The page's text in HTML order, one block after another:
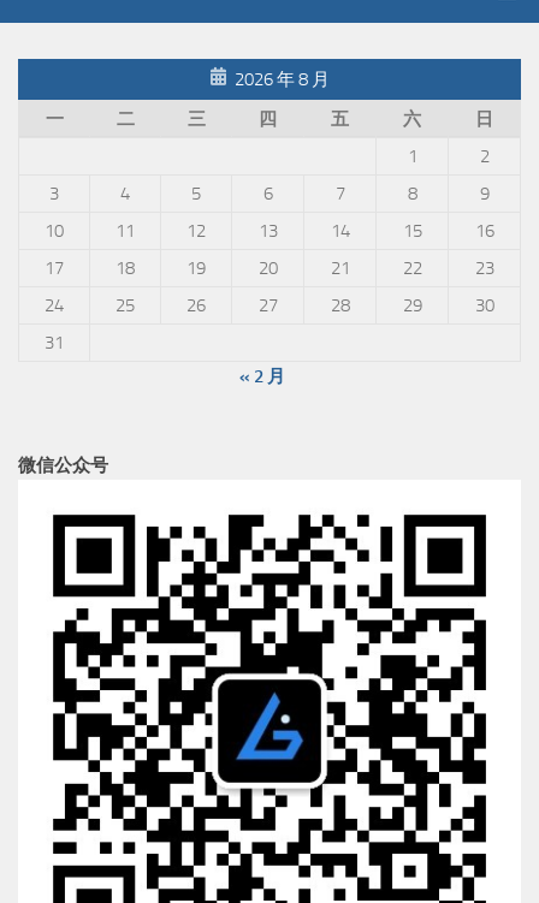
2026 年 8 月
一
二 三 四 五 六
日
1
2
3
4 5 6 7 8
9
10
11 12 13 14 15
16
17
18 19 20 21 22
23
24
25 26 27 28 29
30
31
« 2 月
微信公众号